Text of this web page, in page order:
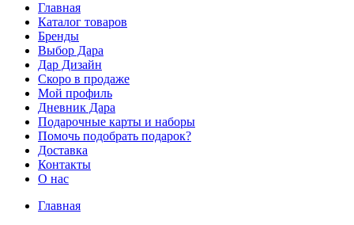
Главная
Каталог товаров
Бренды
Выбор Дара
Дар Дизайн
Скоро в продаже
Мой профиль
Дневник Дара
Подарочные карты и наборы
Помочь подобрать подарок?
Доставка
Контакты
О нас
Главная